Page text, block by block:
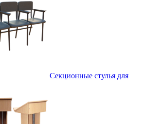
Секционные стулья для